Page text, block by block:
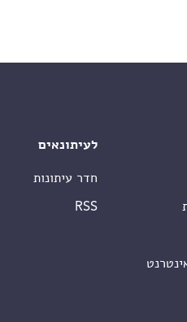
לעיתונאים
חדר עיתונות
RSS